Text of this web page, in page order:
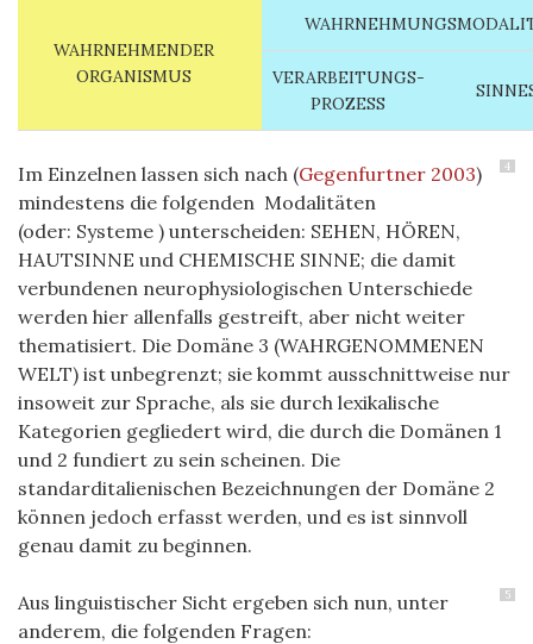
WAHRNEHMENDER
ORGANISMUS
VERARBEITUNGS-
PROZESS
4
Im Einzelnen lassen sich nach (Gegenfurtner 2003)
mindestens die folgenden Modalitäten
(oder: Systeme ) unterscheiden: SEHEN, HÖREN,
HAUTSINNE und CHEMISCHE SINNE; die damit
verbundenen neurophysiologischen Unterschiede
werden hier allenfalls gestreift, aber nicht weiter
thematisiert. Die Domäne 3 (WAHRGENOMMENEN
WELT) ist unbegrenzt; sie kommt ausschnittweise nur
insoweit zur Sprache, als sie durch lexikalische
Kategorien gegliedert wird, die durch die Domänen 1
und 2 fundiert zu sein scheinen. Die
standarditalienischen Bezeichnungen der Domäne 2
können jedoch erfasst werden, und es ist sinnvoll
genau damit zu beginnen.
5
Aus linguistischer Sicht ergeben sich nun, unter
anderem, die folgenden Fragen: